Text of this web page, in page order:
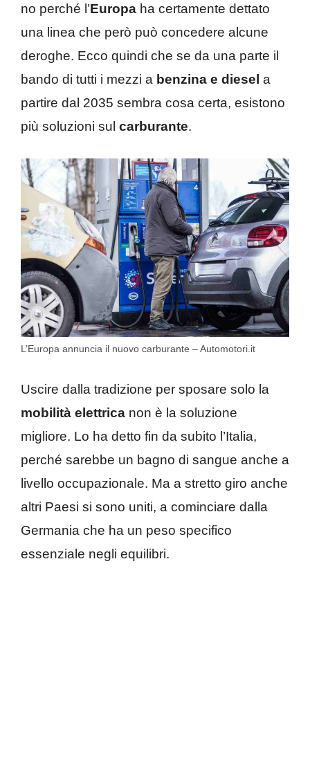
no perché l’Europa ha certamente dettato
una linea che però può concedere alcune
deroghe. Ecco quindi che se da una parte il
bando di tutti i mezzi a benzina e diesel a
partire dal 2035 sembra cosa certa, esistono
più soluzioni sul carburante.
L’Europa annuncia il nuovo carburante – Automotori.it
Uscire dalla tradizione per sposare solo la
mobilità elettrica non è la soluzione
migliore. Lo ha detto fin da subito l’Italia,
perché sarebbe un bagno di sangue anche a
livello occupazionale. Ma a stretto giro anche
altri Paesi si sono uniti, a cominciare dalla
Germania che ha un peso specifico
essenziale negli equilibri.